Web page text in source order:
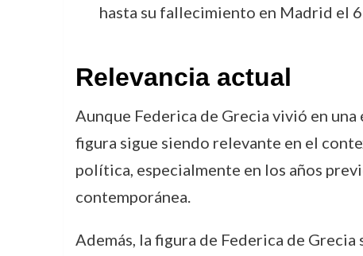
hasta su fallecimiento en Madrid el
Relevancia actual
Aunque Federica de Grecia vivió en
figura sigue siendo relevante en el
política, especialmente en los años
contemporánea.
Además, la figura de Federica de